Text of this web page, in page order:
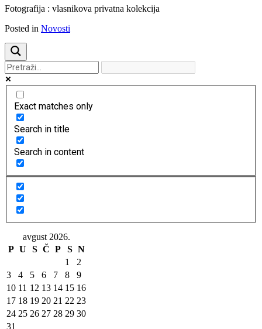
Fotografija : vlasnikova privatna kolekcija
Posted in Novosti
Exact matches only
Search in title
Search in content
avgust 2026.
P U S Č P S N
1
2
3
4 5 6 7 8
9
10 11 12 13 14 15 16
17 18 19 20 21 22 23
24 25 26 27 28 29 30
31